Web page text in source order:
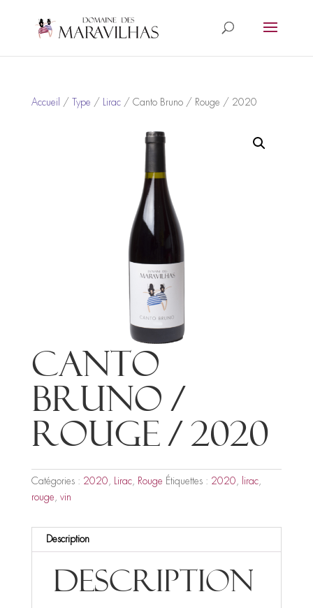
Accueil / Type / Lirac/ Canto Bruno / Rouge / 2020
Canto
Bruno /
Rouge / 2020
Catégories : 2020, Lirac, Rouge Étiquettes : 2020, lirac,
rouge, vin
Description
Description